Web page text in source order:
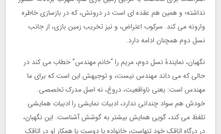
نداشته؛ و همین هم عقده ای است در درونش، که در بازسازی خاطره
وارونه می کند. سرکوب اعتراض، و نیز تخریب زمین بازی، از جانب
نسل دوم همچنان ادامه دارد.
نگهبان، نمایندۀ نسل دوم، مریم را “خانم مهندس” خطاب می کند در
حالی که می داند مهندس نیست، و توجیهش این است که برای ما
مهندس است: یعنی ناواقعیت، دروغ، نه اصل مدرک تخصصی.
خودش هم سواد چندانی ندارد، ادبیات نمایشی را ادبیات همایشی
تلفظ می کند، گویی همایش بیشتر به گوشش آشناست. این نگهبان،
در درگاه اتاقک خود تنهاست، خانواده یا دوست یا همکار او در اتاقک